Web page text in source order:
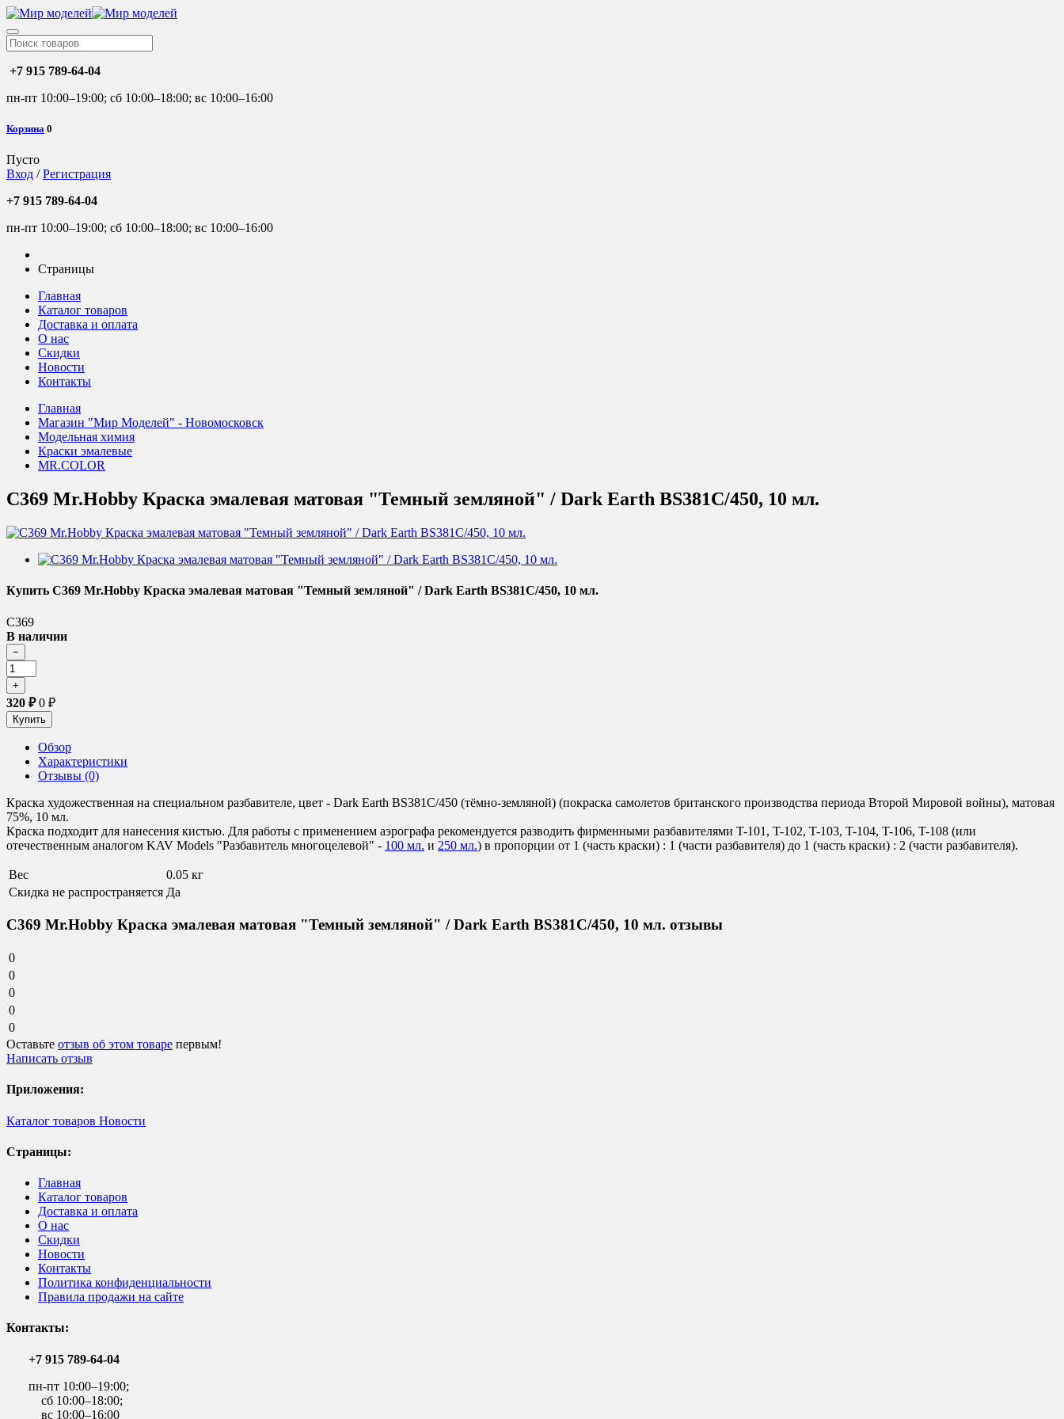
+7 915 789-64-04
пн-пт 10:00–19:00; сб 10:00–18:00; вс 10:00–16:00
Корзина 0
Пусто
Вход /Регистрация
+7 915 789-64-04
пн-пт 10:00–19:00; сб 10:00–18:00; вс 10:00–16:00
Страницы
Главная
Каталог товаров
Доставка и оплата
О нас
Скидки
Новости
Контакты
Главная
Магазин "Мир Моделей" - Новомосковск
Модельная химия
Краски эмалевые
MR.COLOR
C369 Mr.Hobby Краска эмалевая матовая "Темный земляной" / Dark Earth BS381C/450, 10 мл.
Купить C369 Mr.Hobby Краска эмалевая матовая "Темный земляной" / Dark Earth BS381C/450, 10 мл.
C369
В наличии
320 ₽0 ₽
Обзор
Характеристики
Отзывы (0)
Краска художественная на специальном разбавителе, цвет - Dark Earth BS381C/450 (тёмно-земляной) (покраска самолетов британского производства периода Второй Мировой войны), матовая
75%, 10 мл.
Краска подходит для нанесения кистью. Для работы с применением аэрографа рекомендуется разводить фирменными разбавителями T-101, T-102, T-103, T-104, T-106, T-108 (или
отечественным аналогом KAV Models "Разбавитель многоцелевой" - 100 мл. и 250 мл.) в пропорции от 1 (часть краски) : 1 (части разбавителя) до 1 (часть краски) : 2 (части разбавителя).
Вес
0.05 кг
Скидка не распространяется Да
C369 Mr.Hobby Краска эмалевая матовая "Темный земляной" / Dark Earth BS381C/450, 10 мл. отзывы
0
0
0
0
0
Оставьте отзыв об этом товаре первым!
Написать отзыв
Приложения:
Каталог товаров Новости
Страницы:
Главная
Каталог товаров
Доставка и оплата
О нас
Скидки
Новости
Контакты
Политика конфиденциальности
Правила продажи на сайте
Контакты:
+7 915 789-64-04
пн-пт 10:00–19:00;
сб 10:00–18:00;
вс 10:00–16:00